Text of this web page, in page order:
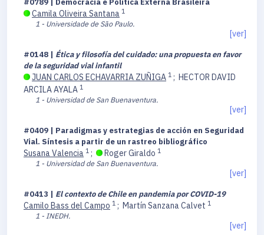
#0789 | Democracia e Política Externa Brasileira
Camila Oliveira Santana 1
1 - Universidade de São Paulo.
[ver]
#0148 | Ética y filosofía del cuidado: una propuesta en favor
de la seguridad vial infantil
JUAN CARLOS ECHAVARRIA ZUÑIGA 1 ; HECTOR DAVID
ARCILA AYALA 1
1 - Universidad de San Buenaventura.
[ver]
#0409 | Paradigmas y estrategias de acción en Seguridad
Vial. Síntesis a partir de un rastreo bibliográfico
Susana Valencia 1 ; Roger Giraldo 1
1 - Universidad de San Buenaventura.
[ver]
#0413 | El contexto de Chile en pandemia por COVID-19
Camilo Bass del Campo 1 ; Martín Sanzana Calvet 1
1 - INEDH.
[ver]